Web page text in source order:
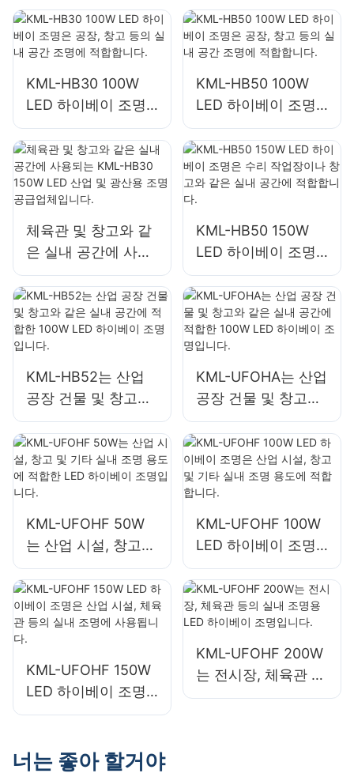
장 조명에 적합합니
다.
실내 공간 조명에 적
합합니다.
KML-HB30 100W
LED 하이베이 조명
은 공장, 창고 등의
실내 공간 조명에 적
합합니다.
KML-HB50 100W
LED 하이베이 조명
은 공장, 창고 등의
실내 공간 조명에 적
합합니다.
체육관 및 창고와 같
은 실내 공간에 사용
되는 KML-HB30
150W LED 산업 및
광산용 조명 공급업
체입니다.
KML-HB50 150W
LED 하이베이 조명
은 수리 작업장이나
창고와 같은 실내 공
간에 적합합니다.
KML-HB52는 산업
공장 건물 및 창고와
같은 실내 공간에 적
합한 100W LED 하
이베이 조명입니다.
KML-UFOHA는 산업
공장 건물 및 창고와
같은 실내 공간에 적
합한 100W LED 하
이베이 조명입니다.
KML-UFOHF 50W
는 산업 시설, 창고
및 기타 실내 조명 용
도에 적합한 LED 하
이베이 조명입니다.
KML-UFOHF 100W
LED 하이베이 조명
은 산업 시설, 창고
및 기타 실내 조명 용
도에 적합합니다.
KML-UFOHF 150W
LED 하이베이 조명
은 산업 시설, 체육관
용됩니다.
KML-UFOHF 200W
는 전시장, 체육관 등
의 실내 조명용 LED
너는 좋아 할거야